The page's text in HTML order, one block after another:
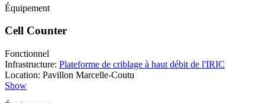
Équipement
Cell Counter
Fonctionnel
Infrastructure: Plateforme de criblage à haut débit de l'IRIC
Location: Pavillon Marcelle-Coutu
Show